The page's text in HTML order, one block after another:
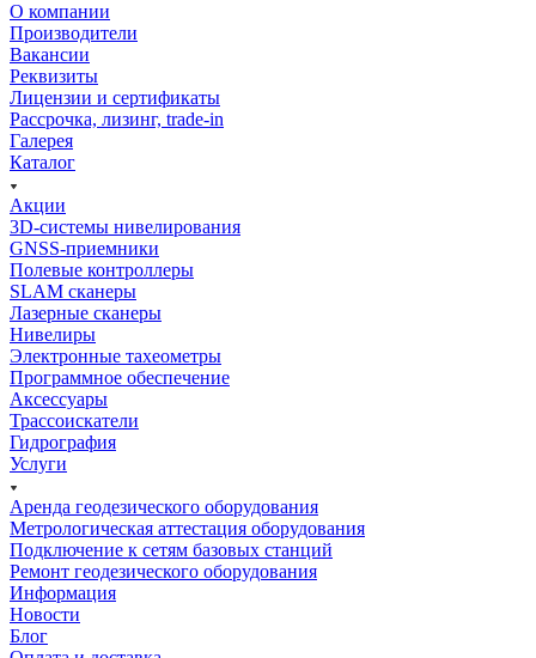
О компании
Производители
Вакансии
Реквизиты
Лицензии и сертификаты
Рассрочка, лизинг, trade-in
Галерея
Каталог
Акции
3D-системы нивелирования
GNSS-приемники
Полевые контроллеры
SLAM сканеры
Лазерные сканеры
Нивелиры
Электронные тахеометры
Программное обеспечение
Аксессуары
Трассоискатели
Гидрография
Услуги
Аренда геодезического оборудования
Метрологическая аттестация оборудования
Подключение к сетям базовых станций
Ремонт геодезического оборудования
Информация
Новости
Блог